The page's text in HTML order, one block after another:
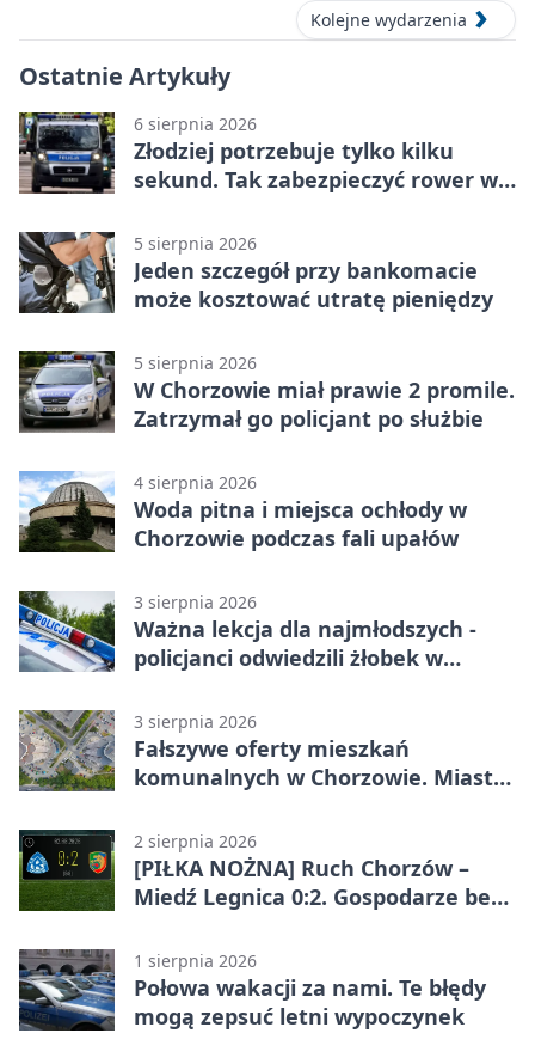
Kolejne wydarzenia
Ostatnie Artykuły
6 sierpnia 2026
Złodziej potrzebuje tylko kilku
sekund. Tak zabezpieczyć rower w
5 sierpnia 2026
Jeden szczegół przy bankomacie
może kosztować utratę pieniędzy
5 sierpnia 2026
W Chorzowie miał prawie 2 promile.
Zatrzymał go policjant po służbie
4 sierpnia 2026
Woda pitna i miejsca ochłody w
Chorzowie podczas fali upałów
3 sierpnia 2026
Ważna lekcja dla najmłodszych -
policjanci odwiedzili żłobek w
3 sierpnia 2026
Fałszywe oferty mieszkań
komunalnych w Chorzowie. Miasto
2 sierpnia 2026
[PIŁKA NOŻNA] Ruch Chorzów –
Miedź Legnica 0:2. Gospodarze bez
1 sierpnia 2026
Połowa wakacji za nami. Te błędy
mogą zepsuć letni wypoczynek